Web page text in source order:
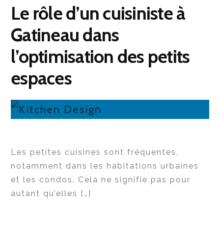
Le rôle d’un cuisiniste à
Gatineau dans
l’optimisation des petits
espaces
Les petites cuisines sont fréquentes,
notamment dans les habitations urbaines
et les condos. Cela ne signifie pas pour
autant qu’elles […]